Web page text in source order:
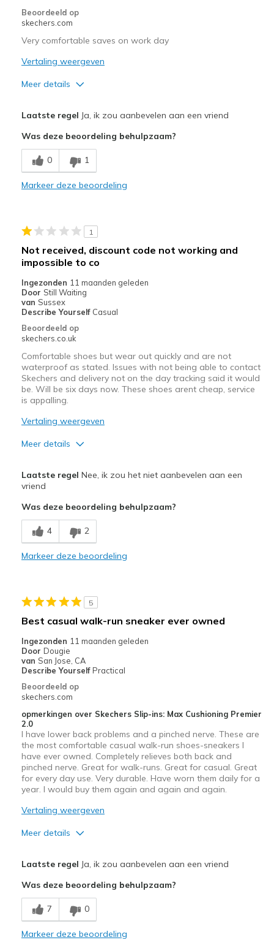
Beoordeeld op
skechers.com
Very comfortable saves on work day
Vertaling weergeven
Meer details
Breathe Well
Comfortable
Casual Wear
Travel
Width
Feels true to width
Sizing
Laatste regel Ja, ik zou aanbevelen aan een vriend
Was deze beoordeling behulpzaam?
0 1
Markeer deze beoordeling
1
Not received, discount code not working and
impossible to co
Ingezonden 11 maanden geleden
Door Still Waiting
van Sussex
Describe Yourself Casual
Beoordeeld op
skechers.co.uk
Comfortable shoes but wear out quickly and are not
waterproof as stated. Issues with not being able to contact
Skechers and delivery not on the day tracking said it would
be. Will be six days now. These shoes arent cheap, service
is appalling.
Vertaling weergeven
Meer details
Comfortable
Minpunten
Discount Code not working
Impossible to contact Skecherss
Sketchers did nit reply to sort out the discount
Still not delivered after 5 days
Very expensive for what they are
Wear Out Quickly
Beste toepassingen
Casual Wear
Travel
Width
Feels true to width
Sizing
Feels true to size
View On Shoes
Shoes are for Wearing
Laatste regel Nee, ik zou het niet aanbevelen aan een
vriend
Was deze beoordeling behulpzaam?
4 2
Markeer deze beoordeling
5
Best casual walk-run sneaker ever owned
Ingezonden 11 maanden geleden
Door Dougie
van San Jose, CA
Describe Yourself Practical
Beoordeeld op
skechers.com
opmerkingen over Skechers Slip-ins: Max Cushioning Premier
2.0
I have lower back problems and a pinched nerve. These are
the most comfortable casual walk-run shoes-sneakers I
have ever owned. Completely relieves both back and
pinched nerve. Great for walk-runs. Great for casual. Great
for every day use. Very durable. Have worn them daily for a
year. I would buy them again and again and again.
Vertaling weergeven
Meer details
Breathe Well
Comfortable
Laatste regel Ja, ik zou aanbevelen aan een vriend
Was deze beoordeling behulpzaam?
7 0
Markeer deze beoordeling